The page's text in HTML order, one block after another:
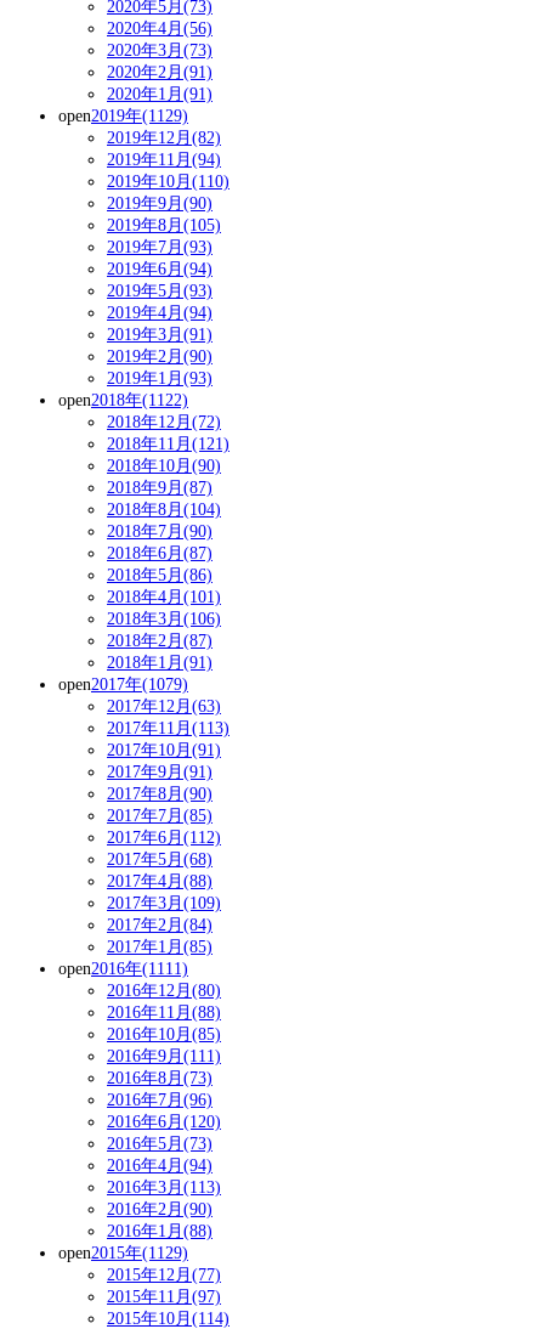
2020年5月(73)
2020年4月(56)
2020年3月(73)
2020年2月(91)
2020年1月(91)
open2019年(1129)
2019年12月(82)
2019年11月(94)
2019年10月(110)
2019年9月(90)
2019年8月(105)
2019年7月(93)
2019年6月(94)
2019年5月(93)
2019年4月(94)
2019年3月(91)
2019年2月(90)
2019年1月(93)
open2018年(1122)
2018年12月(72)
2018年11月(121)
2018年10月(90)
2018年9月(87)
2018年8月(104)
2018年7月(90)
2018年6月(87)
2018年5月(86)
2018年4月(101)
2018年3月(106)
2018年2月(87)
2018年1月(91)
open2017年(1079)
2017年12月(63)
2017年11月(113)
2017年10月(91)
2017年9月(91)
2017年8月(90)
2017年7月(85)
2017年6月(112)
2017年5月(68)
2017年4月(88)
2017年3月(109)
2017年2月(84)
2017年1月(85)
open2016年(1111)
2016年12月(80)
2016年11月(88)
2016年10月(85)
2016年9月(111)
2016年8月(73)
2016年7月(96)
2016年6月(120)
2016年5月(73)
2016年4月(94)
2016年3月(113)
2016年2月(90)
2016年1月(88)
open2015年(1129)
2015年12月(77)
2015年11月(97)
2015年10月(114)